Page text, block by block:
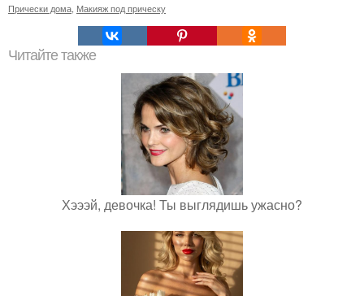
Прически дома Макияж под прическу
Читайте также
Хэээй, девочка! Ты выглядишь ужасно?